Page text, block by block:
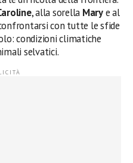
, alla sorella Marye al
con tutte le sfide
condizioni climatiche
selvatici.